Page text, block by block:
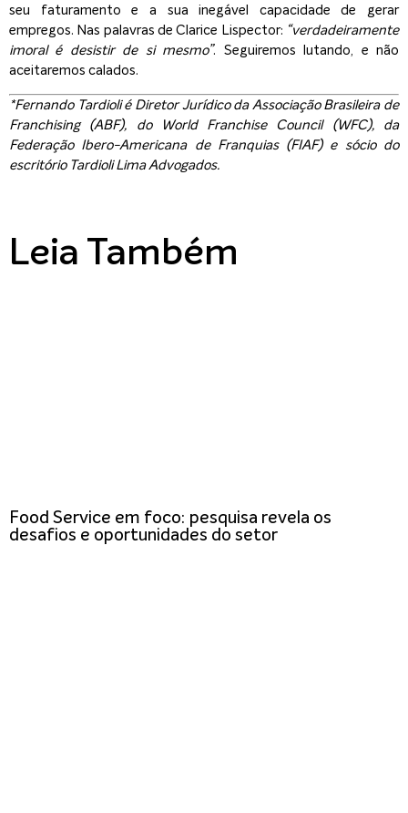
seu faturamento e a sua inegável capacidade de gerar
empregos. Nas palavras de Clarice Lispector: “verdadeiramente
imoral é desistir de si mesmo”. Seguiremos lutando, e não
aceitaremos calados.
*Fernando Tardioli é Diretor Jurídico da Associação Brasileira de
Franchising (ABF), do World Franchise Council (WFC), da
Federação Ibero-Americana de Franquias (FIAF) e sócio do
escritório Tardioli Lima Advogados.
Leia Também
Food Service em foco: pesquisa revela os
desafios e oportunidades do setor